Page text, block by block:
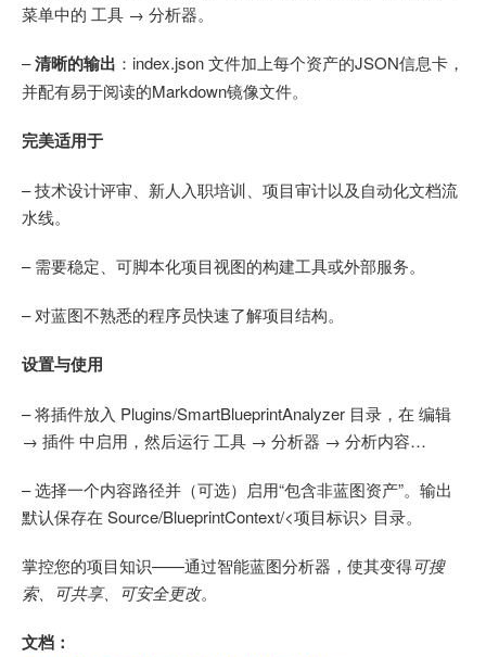
菜单中的 工具 → 分析器。
–清晰的输出 ：index.json 文件加上每个资产的JSON信息卡，
并配有易于阅读的Markdown镜像文件。
完美适用于
– 技术设计评审、新人入职培训、项目审计以及自动化文档流
水线。
– 需要稳定、可脚本化项目视图的构建工具或外部服务。
– 对蓝图不熟悉的程序员快速了解项目结构。
设置与使用
– 将插件放入 Plugins/SmartBlueprintAnalyzer 目录，在 编辑
→ 插件 中启用，然后运行 工具 → 分析器 → 分析内容…
– 选择一个内容路径并（可选）启用“包含非蓝图资产”。输出
默认保存在 Source/BlueprintContext/<项目标识> 目录。
掌控您的项目知识——通过智能蓝图分析器，使其变得可搜
索、可共享、可安全更改。
文档：